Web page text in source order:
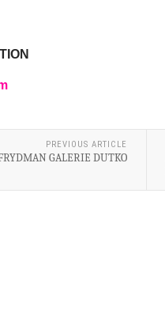
PREVIOUS ARTICLE
GALERIE DUTKO